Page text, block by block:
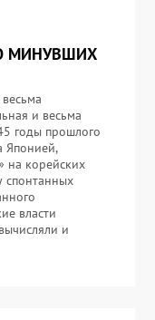
МИНУВШИХ
и весьма
годы прошлого
Японией,
на корейских
спонтанных
власти
и